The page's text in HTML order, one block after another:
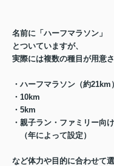
名前に「ハーフマラソン」
とついていますが、
実際には複数の種目 が用意
・ハーフマラソン（約21km）
・10km
・5km
・親子ラン・ファミリー向
（年によって設定）
など体力や目的に合わせて